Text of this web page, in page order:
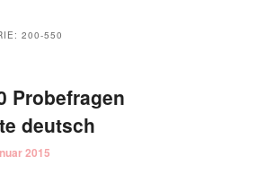
200-550
Probefragen
deutsch
2015